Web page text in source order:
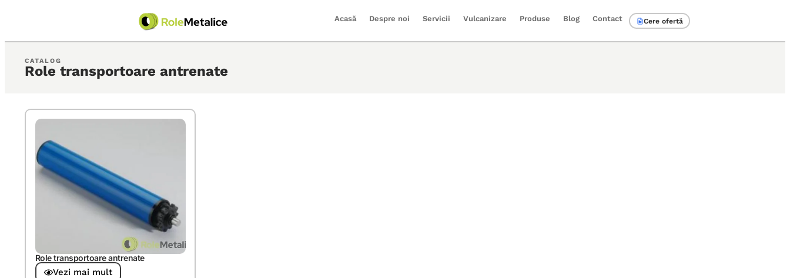
Acasă Despre noi Servicii Vulcanizare Produse Blog Contact Cere ofertă
CATALOG
Role transportoare antrenate
Role transportoare antrenate
Vezi mai mult